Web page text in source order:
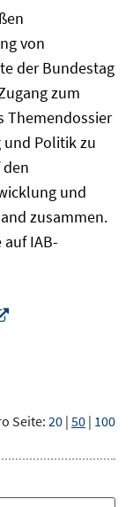
von
der Bundestag
zum
Themendossier
und Politik zu
und
zusammen.
IAB-
Seite:20 | 50 | 100